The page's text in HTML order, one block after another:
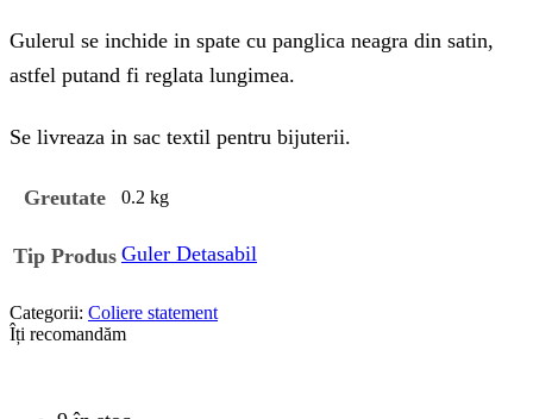
Gulerul se inchide in spate cu panglica neagra din satin,
astfel putand fi reglata lungimea.
Se livreaza in sac textil pentru bijuterii.
Greutate 0.2 kg
Tip Produs Guler Detasabil
Categorii: Coliere statement
Îți recomandăm